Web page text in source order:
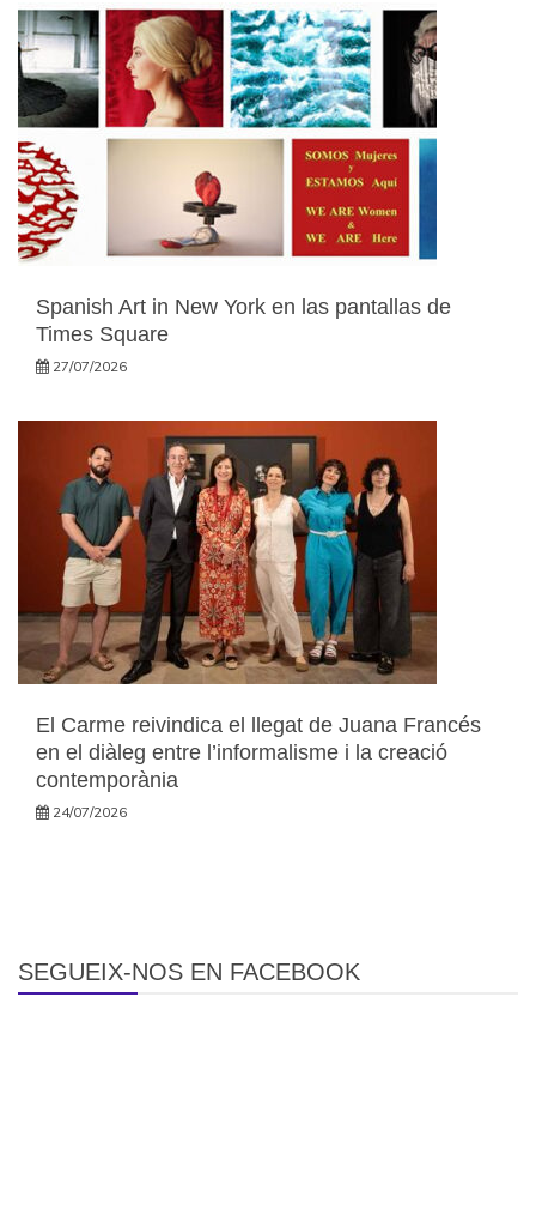
Spanish Art in New York en las pantallas de
Times Square
27/07/2026
El Carme reivindica el llegat de Juana Francés
en el diàleg entre l’informalisme i la creació
contemporània
24/07/2026
SEGUEIX-NOS EN FACEBOOK